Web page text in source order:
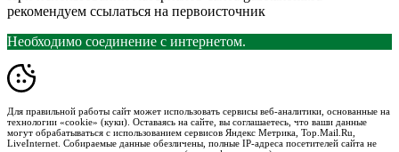
рекомендуем ссылаться на первоисточник
Необходимо соединение с интернетом.
Для правильной работы сайт может использовать сервисы веб-аналитики, основанные на
технологии «cookie» (куки). Оставаясь на сайте, вы соглашаетесь, что ваши данные
могут обрабатываться с использованием сервисов Яндекс Метрика, Top.Mail.Ru,
LiveInternet. Собираемые данные обезличены, полные IP-адреса посетителей сайта не